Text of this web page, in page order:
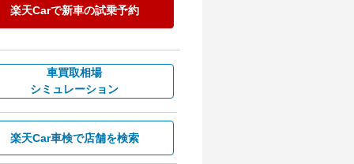
楽天Carで新車の試乗予約
車買取相場
シミュレーション
楽天Car車検で店舗を検索